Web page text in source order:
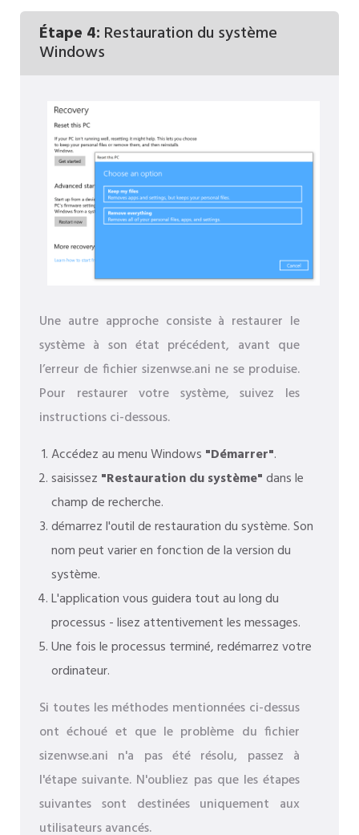
Étape 4: Restauration du système
Windows
Une autre approche consiste à restaurer le
système à son état précédent, avant que
l’erreur de fichier sizenwse.ani ne se produise.
Pour restaurer votre système, suivez les
instructions ci-dessous.
Accédez au menu Windows "Démarrer".
saisissez "Restauration du système"dans le
champ de recherche.
démarrez l'outil de restauration du système. Son
nom peut varier en fonction de la version du
système.
L'application vous guidera tout au long du
processus - lisez attentivement les messages.
Une fois le processus terminé, redémarrez votre
ordinateur.
Si toutes les méthodes mentionnées ci-dessus
ont échoué et que le problème du fichier
sizenwse.ani n'a pas été résolu, passez à
l'étape suivante. N'oubliez pas que les étapes
suivantes sont destinées uniquement aux
utilisateurs avancés.